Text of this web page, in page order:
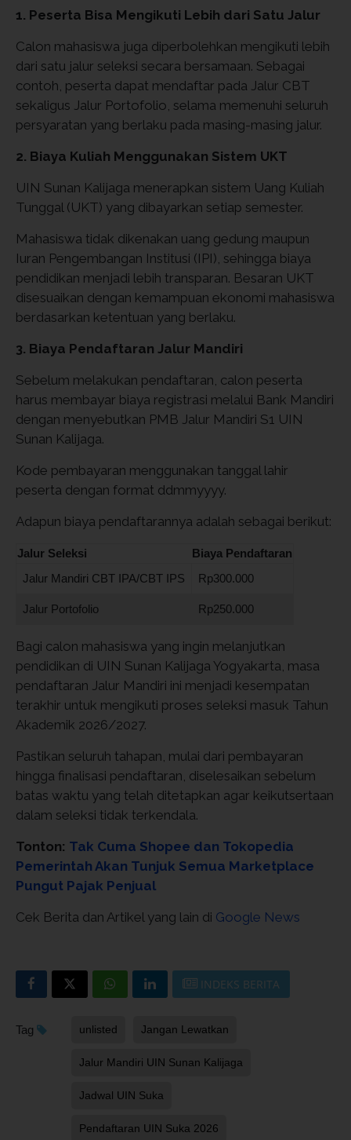
1. Peserta Bisa Mengikuti Lebih dari Satu Jalur
Calon mahasiswa juga diperbolehkan mengikuti lebih
dari satu jalur seleksi secara bersamaan. Sebagai
contoh, peserta dapat mendaftar pada Jalur CBT
sekaligus Jalur Portofolio, selama memenuhi seluruh
persyaratan yang berlaku pada masing-masing jalur.
2. Biaya Kuliah Menggunakan Sistem UKT
UIN Sunan Kalijaga menerapkan sistem Uang Kuliah
Tunggal (UKT) yang dibayarkan setiap semester.
Mahasiswa tidak dikenakan uang gedung maupun
Iuran Pengembangan Institusi (IPI), sehingga biaya
pendidikan menjadi lebih transparan. Besaran UKT
disesuaikan dengan kemampuan ekonomi mahasiswa
berdasarkan ketentuan yang berlaku.
3. Biaya Pendaftaran Jalur Mandiri
Sebelum melakukan pendaftaran, calon peserta
harus membayar biaya registrasi melalui Bank Mandiri
dengan menyebutkan PMB Jalur Mandiri S1 UIN
Sunan Kalijaga.
Kode pembayaran menggunakan tanggal lahir
peserta dengan format ddmmyyyy.
Adapun biaya pendaftarannya adalah sebagai berikut:
Jalur Seleksi
Biaya Pendaftaran
Jalur Mandiri CBT IPA/CBT IPS
Rp300.000
Jalur Portofolio Rp250.000
Bagi calon mahasiswa yang ingin melanjutkan
pendidikan di UIN Sunan Kalijaga Yogyakarta, masa
pendaftaran Jalur Mandiri ini menjadi kesempatan
terakhir untuk mengikuti proses seleksi masuk Tahun
Akademik 2026/2027.
Pastikan seluruh tahapan, mulai dari pembayaran
hingga finalisasi pendaftaran, diselesaikan sebelum
batas waktu yang telah ditetapkan agar keikutsertaan
dalam seleksi tidak terkendala.
Tonton: Tak Cuma Shopee dan Tokopedia
Pemerintah Akan Tunjuk Semua Marketplace
Pungut Pajak Penjual
Cek Berita dan Artikel yang lain di Google News
INDEKS BERITA
Tag unlisted Jangan Lewatkan
Jalur Mandiri UIN Sunan Kalijaga
Jadwal UIN Suka
Pendaftaran UIN Suka 2026